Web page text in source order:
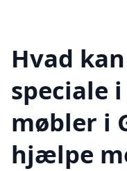
Hvad
speciale
møbler i
hjælpe